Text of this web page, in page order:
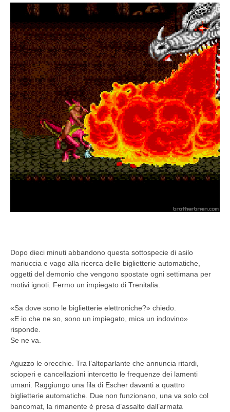
Dopo dieci minuti abbandono questa sottospecie di asilo
mariuccia e vago alla ricerca delle biglietterie automatiche,
oggetti del demonio che vengono spostate ogni settimana per
motivi ignoti. Fermo un impiegato di Trenitalia.
«Sa dove sono le biglietterie elettroniche?» chiedo.
«E io che ne so, sono un impiegato, mica un indovino»
risponde.
Se ne va.
Aguzzo le orecchie. Tra l’altoparlante che annuncia ritardi,
scioperi e cancellazioni intercetto le frequenze dei lamenti
umani. Raggiungo una fila di Escher davanti a quattro
biglietterie automatiche. Due non funzionano, una va solo col
bancomat, la rimanente è presa d’assalto dall’armata